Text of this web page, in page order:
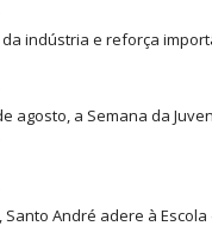
indústria e reforça
agosto, a Semana da
André adere à